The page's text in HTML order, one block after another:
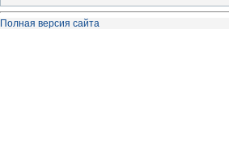
Полная версия сайта